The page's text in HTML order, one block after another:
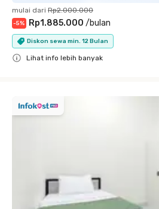
mulai dari Rp2.000.000
-5% Rp1.885.000 /bulan
Diskon sewa min. 12 Bulan
Lihat info lebih banyak